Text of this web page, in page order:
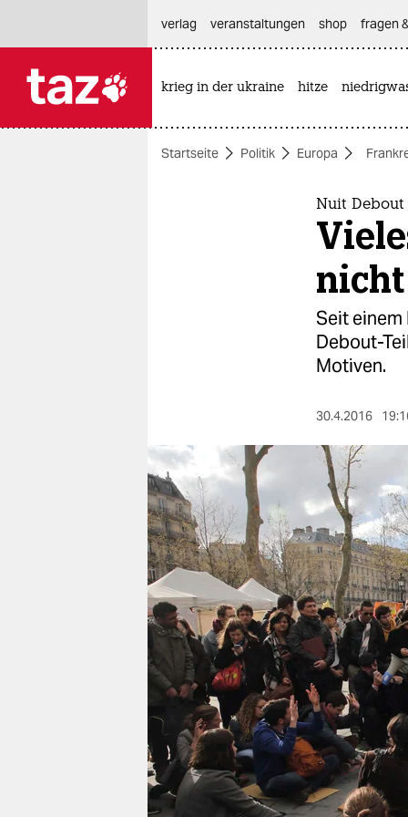
themen
nord
wahrheit
verlag
verlag
veranstaltungen
shop
fragen & hilfe
unterstützen
abo
genossenschaft
verlag
veranstaltungen shop fragen
krieg in der ukraine hitze
Startseite Politik Europa
Nuit Debout
nicht
Seit einem
Debout-
Motiven.
30.4.2016